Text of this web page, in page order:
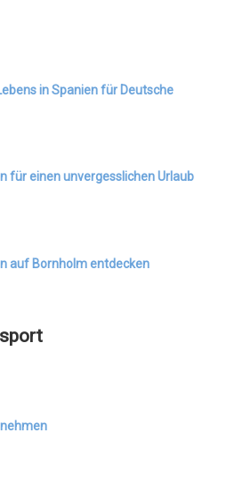
in Spanien für Deutsche
für einen unvergesslichen Urlaub
auf Bornholm entdecken